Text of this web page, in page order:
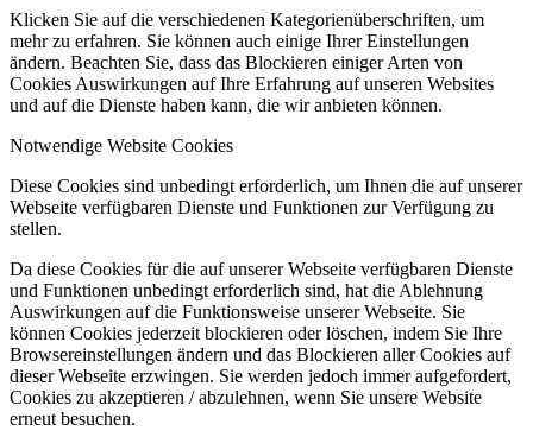
Klicken Sie auf die verschiedenen Kategorienüberschriften, um
mehr zu erfahren. Sie können auch einige Ihrer Einstellungen
ändern. Beachten Sie, dass das Blockieren einiger Arten von
Cookies Auswirkungen auf Ihre Erfahrung auf unseren Websites
und auf die Dienste haben kann, die wir anbieten können.
Notwendige Website Cookies
Diese Cookies sind unbedingt erforderlich, um Ihnen die auf unserer
Webseite verfügbaren Dienste und Funktionen zur Verfügung zu
stellen.
Da diese Cookies für die auf unserer Webseite verfügbaren Dienste
und Funktionen unbedingt erforderlich sind, hat die Ablehnung
Auswirkungen auf die Funktionsweise unserer Webseite. Sie
können Cookies jederzeit blockieren oder löschen, indem Sie Ihre
Browsereinstellungen ändern und das Blockieren aller Cookies auf
dieser Webseite erzwingen. Sie werden jedoch immer aufgefordert,
Cookies zu akzeptieren / abzulehnen, wenn Sie unsere Website
erneut besuchen.